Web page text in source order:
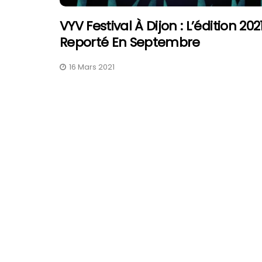
VYV Festival À Dijon : L’édition
Reporté En Septembre
16 Mars 2021